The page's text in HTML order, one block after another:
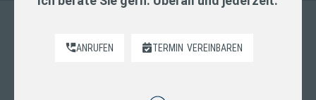
ANRUFEN TERMIN VEREINBAREN